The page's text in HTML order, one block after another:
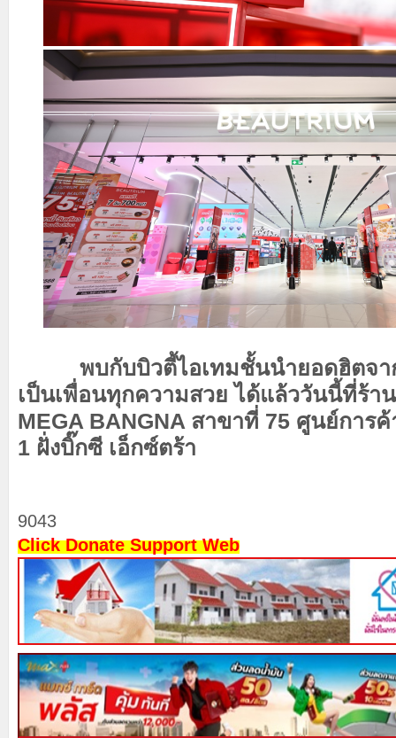
พบกับบิวตี้ไอเทมชั้นนำยอดฮิตจา
เป็นเพื่อนทุกความสวย ได้แล้ววันนี้ที่ร้า
MEGA BANGNA สาขาที่ 75 ศูนย์การ
1 ฝั่งบิ๊กซี เอ็กซ์ตร้า
9043
Click Donate Support Web